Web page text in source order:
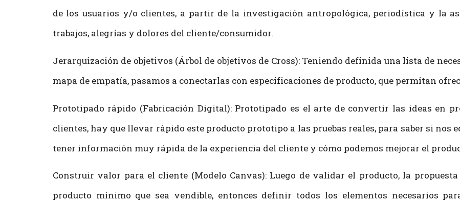
de los usuarios y/o clientes, a partir de la investigación antropológica, periodística y la
trabajos, alegrías y dolores del cliente/consumidor.
Jerarquización de objetivos (Árbol de objetivos de Cross): Teniendo definida una lista de
mapa de empatía, pasamos a conectarlas con especificaciones de producto, que permitan
Prototipado rápido (Fabricación Digital): Prototipado es el arte de convertir las ideas en
clientes, hay que llevar rápido este producto prototipo a las pruebas reales, para saber si nos
tener información muy rápida de la experiencia del cliente y cómo podemos mejorar el
Construir valor para el cliente (Modelo Canvas): Luego de validar el producto, la
producto mínimo que sea vendible, entonces definir todos los elementos necesarios